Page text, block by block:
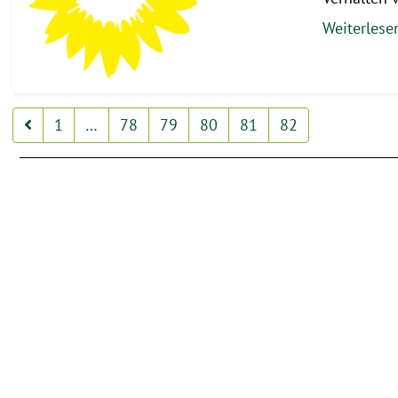
1 78 79 80 81 82